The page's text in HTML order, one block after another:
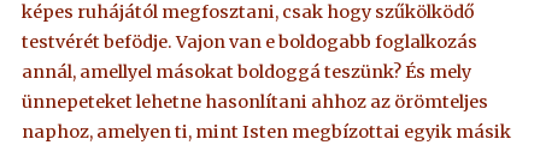
képes ruhájától megfosztani, csak hogy szűkölködő
testvérét befödje. Vajon van e boldogabb foglalkozás
annál, amellyel másokat boldoggá teszünk? És mely
ünnepeteket lehetne hasonlítani ahhoz az örömteljes
naphoz, amelyen ti, mint Isten megbízottai egyik másik